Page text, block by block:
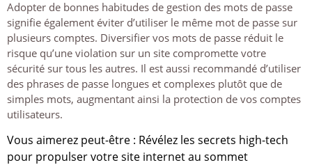
Adopter de bonnes habitudes de gestion des mots de passe
signifie également éviter d’utiliser le même mot de passe sur
plusieurs comptes. Diversifier vos mots de passe réduit le
risque qu’une violation sur un site compromette votre
sécurité sur tous les autres. Il est aussi recommandé d’utiliser
des phrases de passe longues et complexes plutôt que de
simples mots, augmentant ainsi la protection de vos comptes
utilisateurs.
Vous aimerez peut-être : Révélez les secrets high-tech
pour propulser votre site internet au sommet